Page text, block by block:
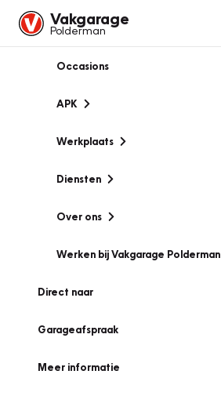
Vakgarage
Polderman
Occasions
APK
Werkplaats
Diensten
Over ons
Werken bij Vakgarage Polderman
Direct naar
Garageafspraak
Meer informatie